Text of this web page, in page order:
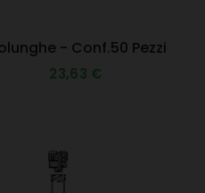
- Conf.50 Pezzi
23,63 €